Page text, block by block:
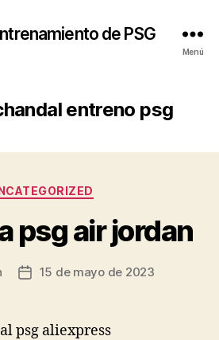
de PSG
Menú
entreno psg
Categorías
psg air jordan
Fecha
entrada
15 de mayo de 2023